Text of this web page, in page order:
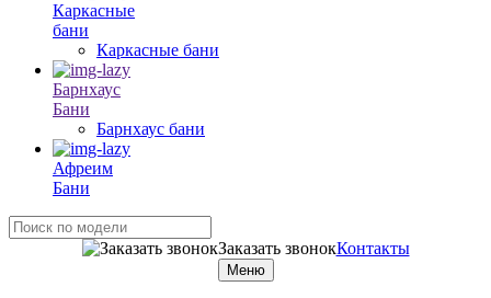
Каркасные
бани
Каркасные бани
Барнхаус
Бани
Барнхаус бани
Афреим
Бани
Заказать звонокКонтакты
Меню